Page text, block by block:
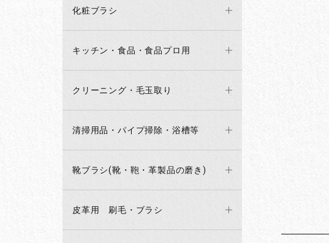
化粧ブラシ
キッチン・食品・食品プロ用
クリーニング・毛玉取り
清掃用品・パイプ掃除・浴槽等
靴ブラシ(靴・鞄・革製品の磨き)
皮革用 刷毛・ブラシ